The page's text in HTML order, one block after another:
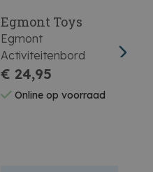
Egmont Toys
Egmont
Activiteitenbord
€ 24,95
Online op voorraad